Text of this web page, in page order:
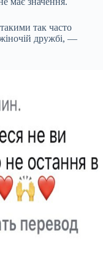
так часто
дружбі, —